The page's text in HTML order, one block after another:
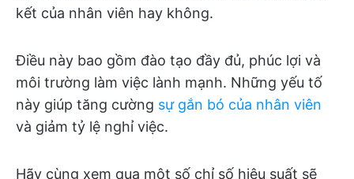
kết của nhân viên hay không.
Điều này bao gồm đào tạo đầy đủ, phúc lợi và
môi trường làm việc lành mạnh. Những yếu tố
này giúp tăng cường sự gắn bó của nhân viên
và giảm tỷ lệ nghỉ việc.
Hãy cùng xem qua một số chỉ số hiệu suất sẽ